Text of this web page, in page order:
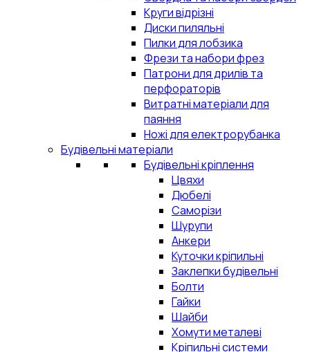
Круги відрізні
Диски пиляльні
Пилки для лобзика
Фрези та набори фрез
Патрони для дрилів та
перфораторів
Витратні матеріали для
паяння
Ножі для електрорубанка
Будівельні матеріали
Будівельні кріплення
Цвяхи
Дюбелі
Саморізи
Шурупи
Анкери
Куточки кріпильні
Заклепки будівельні
Болти
Гайки
Шайби
Хомути металеві
Кріпильні системи